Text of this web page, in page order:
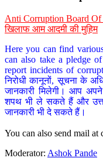
Anti Corruption Board Of
खिलाफ आम आदमी की मुहिम
Here you can find
can also take a pledge
report incidents of
निरोधी कानूनों, सूचना के
जानकारी मिलेगी। आप
शपथ भी ले सकते हैं और
जानकारी भी दे सकते हैं।
You can also send mail at
Moderator: Ashok Pande